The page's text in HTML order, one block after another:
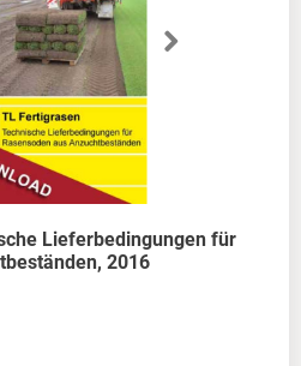
Lieferbedingungen für
2016